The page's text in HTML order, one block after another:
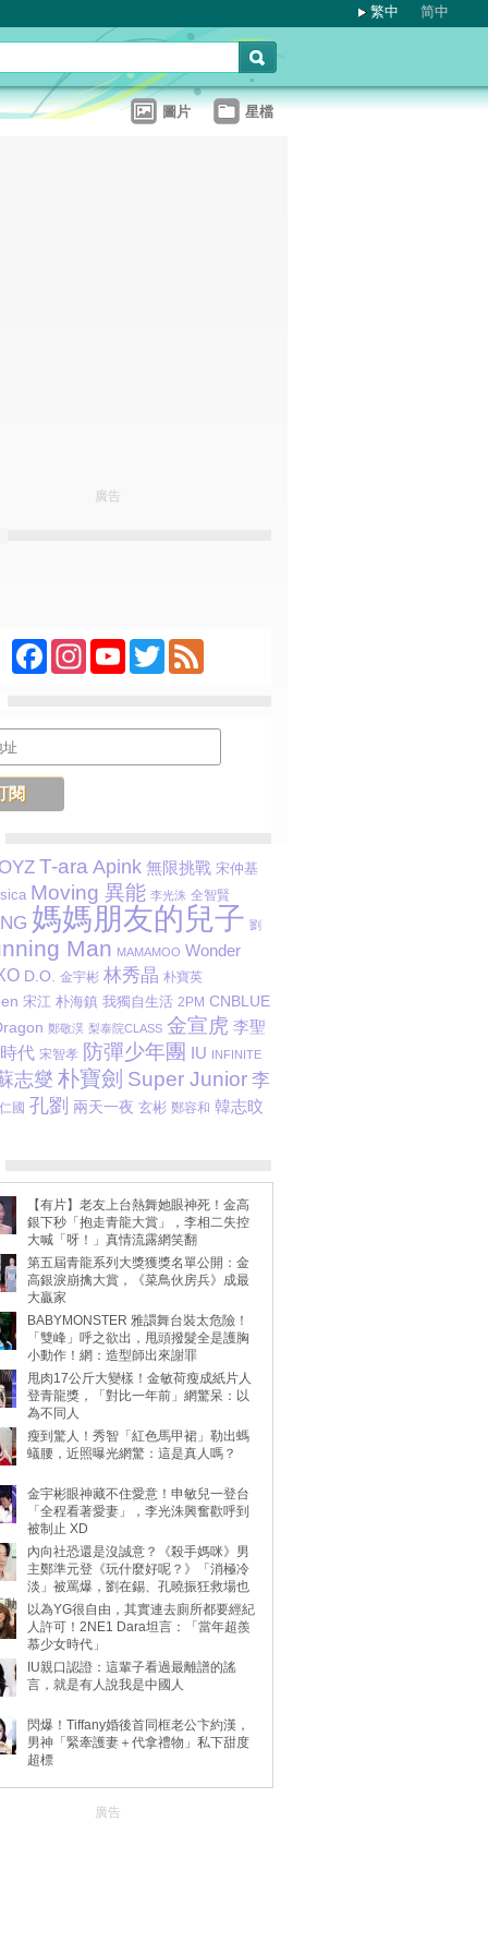
繁中 简中
圖片 星檔
廣告
FacebookInstagramYouTubeTwitterFeed
T-ara Apink 無限挑戰 宋仲基
Moving 異能 李光洙 全智賢
媽媽朋友的兒子 劉
Man MAMAMOO Wonder
D.O. 金宇彬 林秀晶 朴寶英
宋江 朴海鎮 我獨自生活 2PM CNBLUE
鄭敬淏 梨泰院CLASS 金宣虎 李聖
代 宋智孝 防彈少年團 IU INFINITE
志燮 朴寶劍 Super Junior 李
國 孔劉 兩天一夜 玄彬 鄭容和 韓志旼
【有片】老友上台熱舞她眼神死！金高
銀下秒「抱走青龍大賞」，李相二失控
大喊「呀！」真情流露網笑翻
第五屆青龍系列大獎獲獎名單公開：金
高銀淚崩擒大賞，《菜鳥伙房兵》成最
大贏家
BABYMONSTER 雅譞舞台裝太危險！
「雙峰」呼之欲出，甩頭撥髮全是護胸
小動作！網：造型師出來謝罪
甩肉17公斤大變樣！金敏荷瘦成紙片人
登青龍獎，「對比一年前」網驚呆：以
為不同人
瘦到驚人！秀智「紅色馬甲裙」勒出螞
蟻腰，近照曝光網驚：這是真人嗎？
金宇彬眼神藏不住愛意！申敏兒一登台
「全程看著愛妻」，李光洙興奮歡呼到
被制止 XD
內向社恐還是沒誠意？《殺手媽咪》男
主鄭準元登《玩什麼好呢？》「消極冷
淡」被罵爆，劉在錫、孔曉振狂救場也
動
以為YG很自由，其實連去廁所都要經紀
人許可！2NE1 Dara坦言：「當年超羨
慕少女時代」
IU親口認證：這輩子看過最離譜的謠
言，就是有人說我是中國人
閃爆！Tiffany婚後首同框老公卞約漢，
男神「緊牽護妻＋代拿禮物」私下甜度
超標
廣告